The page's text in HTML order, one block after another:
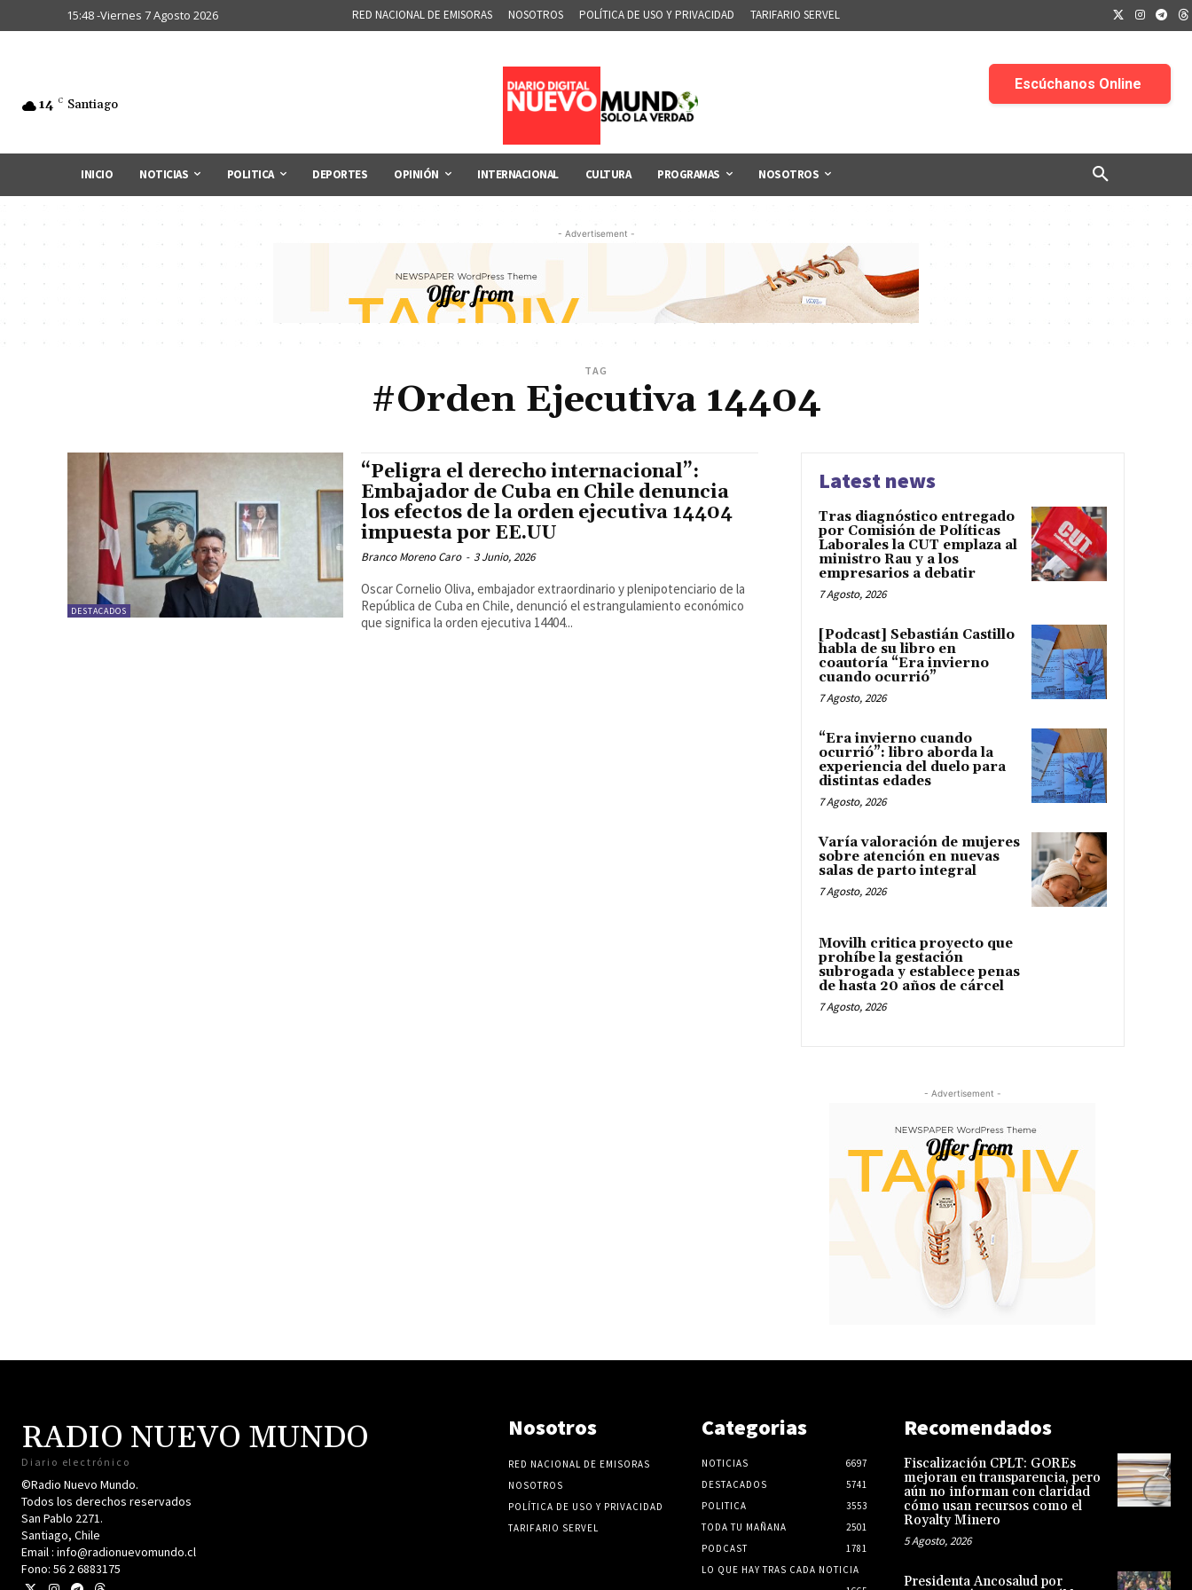
15:48 -Viernes 7 Agosto 2026 RED NACIONAL DE EMISORAS NOSOTROS POLÍTICA DE USO Y PRIVACIDAD TARIFARIO SERVEL
14 C Santiago
INICIO NOTICIAS POLITICA DEPORTES OPINIÓN INTERNACIONAL CULTURA PROGRAMAS NOSOTROS
- Advertisement -
TAG
#Orden Ejecutiva 14404
DESTACADOS
“Peligra el derecho internacional”:
Embajador de Cuba en Chile denuncia
los efectos de la orden ejecutiva 14404
impuesta por EE.UU
Branco Moreno Caro - 3 Junio, 2026
Oscar Cornelio Oliva, embajador extraordinario y plenipotenciario de la
República de Cuba en Chile, denunció el estrangulamiento económico
que significa la orden ejecutiva 14404...
Latest news
Tras diagnóstico entregado
por Comisión de Políticas
Laborales la CUT emplaza al
ministro Rau y a los
empresarios a debatir
7 Agosto, 2026
[Podcast] Sebastián Castillo
habla de su libro en
coautoría “Era invierno
cuando ocurrió”
7 Agosto, 2026
“Era invierno cuando
ocurrió”: libro aborda la
experiencia del duelo para
distintas edades
7 Agosto, 2026
Varía valoración de mujeres
sobre atención en nuevas
salas de parto integral
7 Agosto, 2026
Movilh critica proyecto que
prohíbe la gestación
subrogada y establece penas
de hasta 20 años de cárcel
7 Agosto, 2026
- Advertisement -
RADIO NUEVO MUNDO
Diario electrónico
©Radio Nuevo Mundo.
Todos los derechos reservados
San Pablo 2271.
Santiago, Chile
Email : info@radionuevomundo.cl
Fono: 56 2 6883175
Nosotros
RED NACIONAL DE EMISORAS
NOSOTROS
POLÍTICA DE USO Y PRIVACIDAD
TARIFARIO SERVEL
Categorias
NOTICIAS
6697
DESTACADOS
5741
POLITICA
3553
TODA TU MAÑANA
2501
PODCAST
1781
LO QUE HAY TRAS CADA NOTICIA
Recomendados
Fiscalización CPLT: GOREs
mejoran en transparencia, pero
aún no informan con claridad
cómo usan recursos como el
Royalty Minero
5 Agosto, 2026
Presidenta Ancosalud por